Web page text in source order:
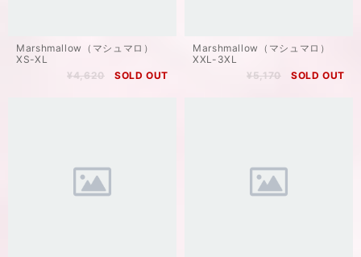
Marshmallow（マシュマロ）
XS-XL
¥4,620
SOLD OUT
Marshmallow（マシュマロ）
XXL-3XL
¥5,170
SOLD OUT